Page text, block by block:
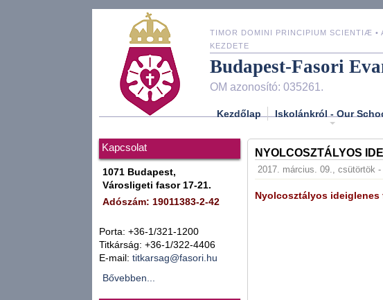
TIMOR DOMINI PRINCIPIUM SCIENTIÆ •
KEZDETE
Budapest-Fasori
OM azonosító: 035261.
Kezdőlap Iskolánkról - Our
Kapcsolat
1071 Budapest,
Városligeti fasor 17-21.
Adószám: 19011383-2-42
Porta: +36-1/321-1200
Titkárság: +36-1/322-4406
E-mail: titkarsag@fasori.hu
Bővebben...
NYOLCOSZTÁLYOS
2017. március. 09., csütörtök -
Nyolcosztályos